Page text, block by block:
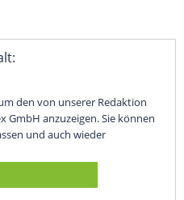
den von unserer Redaktion
anzuzeigen. Sie können
und auch wieder